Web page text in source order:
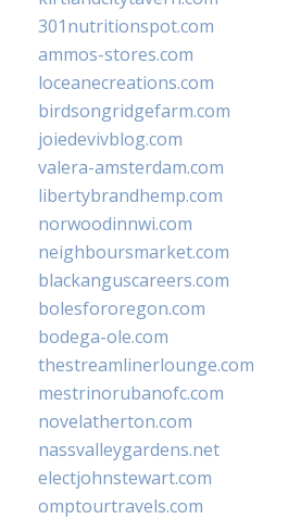
301nutritionspot.com
ammos-stores.com
loceanecreations.com
birdsongridgefarm.com
joiedevivblog.com
valera-amsterdam.com
libertybrandhemp.com
norwoodinnwi.com
neighboursmarket.com
blackanguscareers.com
bolesfororegon.com
bodega-ole.com
thestreamlinerlounge.com
mestrinorubanofc.com
novelatherton.com
nassvalleygardens.net
electjohnstewart.com
omptourtravels.com